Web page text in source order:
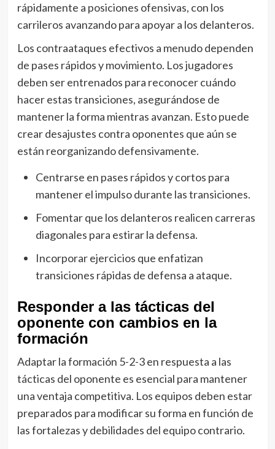
rápidamente a posiciones ofensivas, con los
carrileros avanzando para apoyar a los delanteros.
Los contraataques efectivos a menudo dependen
de pases rápidos y movimiento. Los jugadores
deben ser entrenados para reconocer cuándo
hacer estas transiciones, asegurándose de
mantener la forma mientras avanzan. Esto puede
crear desajustes contra oponentes que aún se
están reorganizando defensivamente.
Centrarse en pases rápidos y cortos para
mantener el impulso durante las transiciones.
Fomentar que los delanteros realicen carreras
diagonales para estirar la defensa.
Incorporar ejercicios que enfatizan
transiciones rápidas de defensa a ataque.
Responder a las tácticas del
oponente con cambios en la
formación
Adaptar la formación 5-2-3 en respuesta a las
tácticas del oponente es esencial para mantener
una ventaja competitiva. Los equipos deben estar
preparados para modificar su forma en función de
las fortalezas y debilidades del equipo contrario.